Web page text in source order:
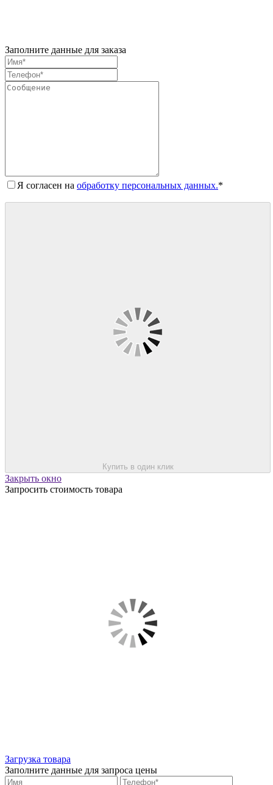
Заполните данные для заказа
Я согласен на обработку персональных данных.*
Купить в один клик
Закрыть окно
Запросить стоимость товара
Загрузка товара
Заполните данные для запроса цены